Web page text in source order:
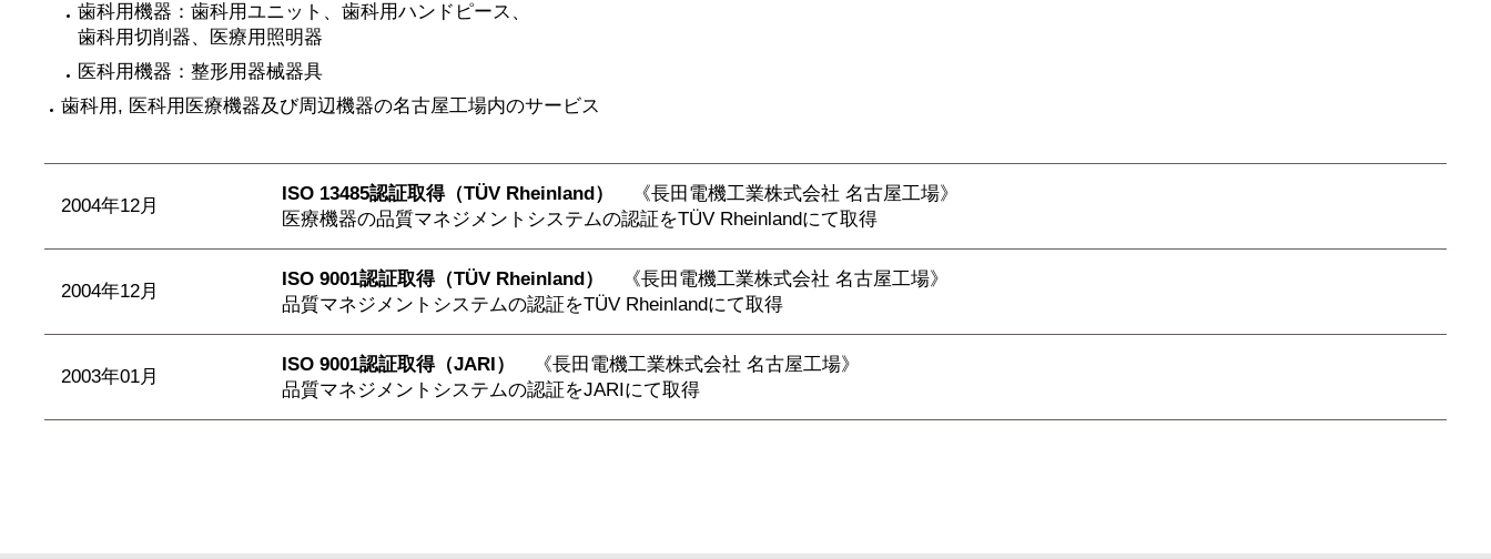
歯科用機器：歯科用ユニット、歯科用ハンドピース、
歯科用切削器、医療用照明器
医科用機器：整形用器械器具
歯科用, 医科用医療機器及び周辺機器の名古屋工場内のサービス
2004年12月
ISO 13485認証取得（TÜV Rheinland）
《長田電機工業株式会社 名古屋工場》
医療機器の品質マネジメントシステムの認証をTÜV Rheinlandにて取得
2004年12月
ISO 9001認証取得（TÜV Rheinland）
《長田電機工業株式会社 名古屋工場》
品質マネジメントシステムの認証をTÜV Rheinlandにて取得
2003年01月
ISO 9001認証取得（JARI）
《長田電機工業株式会社 名古屋工場》
品質マネジメントシステムの認証をJARIにて取得